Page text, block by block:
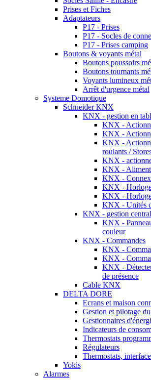
Prises et Fiches
Adaptateurs
P17 - Prises
P17 - Socles de
P17 - Prises camping
Boutons & voyants métal
Boutons poussoirs
Boutons tournants
Voyants lumineux
Arrêt d'urgence métal
Systeme Domotique
Schneider KNX
KNX - gestion en
KNX -
KNX -
KNX -
roulants /
KNX -
KNX -
KNX -
KNX -
KNX -
KNX - Unités
KNX - gestion
KNX -
couleur
KNX - Commandes
KNX -
KNX -
KNX -
de présence
Cable KNX
DELTA DORE
Ecrans et maison
Gestion et pilotage
Gestionnaires
Indicateurs de
Thermostats
Régulateurs
Thermostats,
Yokis
Alarmes